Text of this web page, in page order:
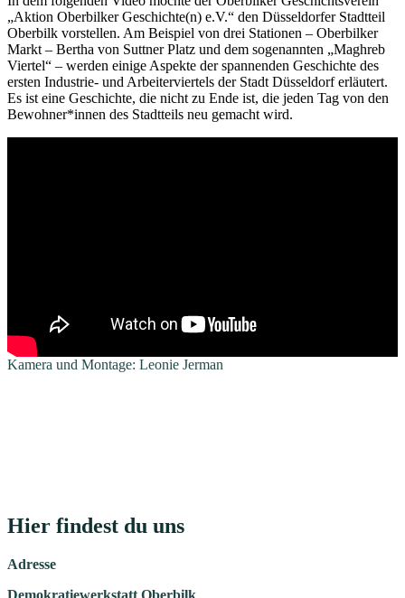
„Aktion Oberbilker Geschichte(n) e.V.“ den Düsseldorfer Stadtteil
Oberbilk vorstellen. Am Beispiel von drei Stationen – Oberbilker
Markt – Bertha von Suttner Platz und dem sogenannten „Maghreb
Viertel“ – werden einige Aspekte der spannenden Geschichte des
ersten Industrie- und Arbeiterviertels der Stadt Düsseldorf erläutert.
Es ist eine Geschichte, die nicht zu Ende ist, die jeden Tag von den
Bewohner*innen des Stadtteils neu gemacht wird.
Kamera und Montage: Leonie Jerman
Hier findest du uns
Adresse
Demokratiewerkstatt Oberbilk